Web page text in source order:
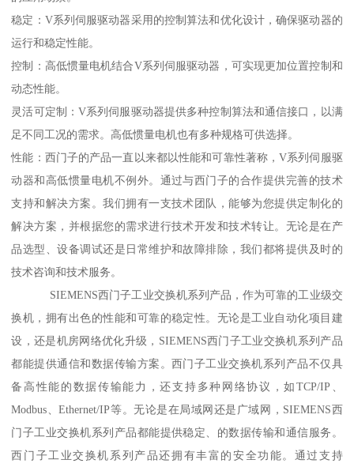
稳定：V系列伺服驱动器采用的控制算法和优化设计，确保驱动器的
运行和稳定性能。
控制：高低惯量电机结合V系列伺服驱动器，可实现更加位置控制和
动态性能。
灵活可定制：V系列伺服驱动器提供多种控制算法和通信接口，以满
足不同工况的需求。高低惯量电机也有多种规格可供选择。
性能：西门子的产品一直以来都以性能和可靠性著称，V系列伺服驱
动器和高低惯量电机不例外。通过与西门子的合作提供完善的技术
支持和解决方案。我们拥有一支技术团队，能够为您提供定制化的
解决方案，并根据您的需求进行技术开发和技术转让。无论是在产
品选型、设备调试还是日常维护和故障排除，我们都将提供及时的
技术咨询和技术服务。
SIEMENS西门子工业交换机系列产品，作为可靠的工业级交
换机，拥有出色的性能和可靠的稳定性。无论是工业自动化项目建
设，还是机房网络优化升级，SIEMENS西门子工业交换机系列产品
都能提供通信和数据传输方案。西门子工业交换机系列产品不仅具
备高性能的数据传输能力，还支持多种网络协议，如TCP/IP、
Modbus、Ethernet/IP等。无论是在局域网还是广域网，SIEMENS西
门子工业交换机系列产品都能提供稳定、的数据传输和通信服务。
西门子工业交换机系列产品还拥有丰富的安全功能。通过支持